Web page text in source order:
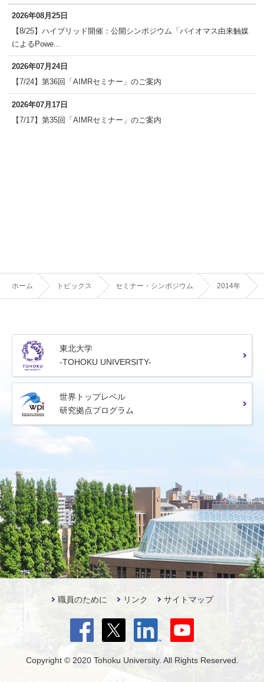
2026年08月25日
【8/25】ハイブリッド開催：公開シンポジウム「バイオマス由来触媒
によるPowe...
2026年07月24日
【7/24】第36回「AIMRセミナー」のご案内
2026年07月17日
【7/17】第35回「AIMRセミナー」のご案内
ホーム トピックス セミナー・シンポジウム 2014年
東北大学
-TOHOKU UNIVERSITY-
世界トップレベル
研究拠点プログラム
職員のために リンク サイトマップ
Copyright © 2020 Tohoku University. All Rights Reserved.